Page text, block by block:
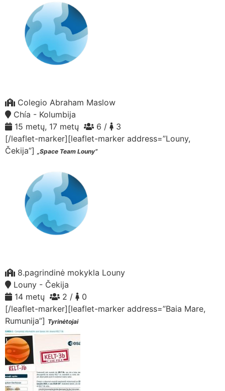
Colegio Abraham Maslow
Chía - Kolumbija
15 metų, 17 metų
6 /
3
[/leaflet-marker][leaflet-marker address=”Louny,
Čekija”] „Space Team Louny“
8.pagrindinė mokykla Louny
Louny - Čekija
14 metų
2 /
0
[/leaflet-marker][leaflet-marker address=”Baia Mare,
Rumunija”] Tyrinėtojai